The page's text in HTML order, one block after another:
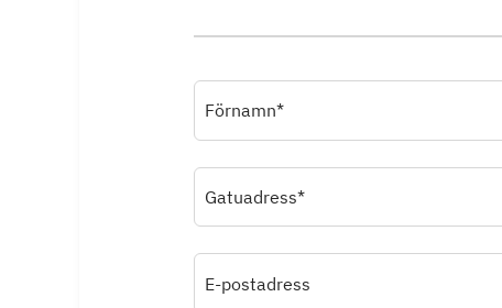
Förnamn*
Gatuadress*
E-postadress